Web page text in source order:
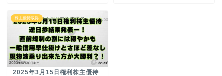
株主優待取得
2025年3月15日権利株主優待